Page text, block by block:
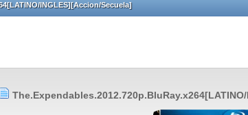
INGLES][Accion/Secuela]